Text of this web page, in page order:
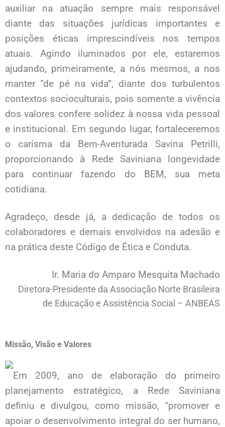
auxiliar na atuação sempre mais responsável
diante das situações jurídicas importantes e
posições éticas imprescindíveis nos tempos
atuais. Agindo iluminados por ele, estaremos
ajudando, primeiramente, a nós mesmos, a nos
manter “de pé na vida”, diante dos turbulentos
contextos socioculturais, pois somente a vivência
dos valores confere solidez à nossa vida pessoal
e institucional. Em segundo lugar, fortaleceremos
o carisma da Bem-Aventurada Savina Petrilli,
proporcionando à Rede Saviniana longevidade
para continuar fazendo do BEM, sua meta
cotidiana.
Agradeço, desde já, a dedicação de todos os
colaboradores e demais envolvidos na adesão e
na prática deste Código de Ética e Conduta.
Ir. Maria do Amparo Mesquita Machado
Diretora-Presidente da Associação Norte Brasileira
de Educação e Assistência Social – ANBEAS
Missão, Visão e Valores
Em 2009, ano de elaboração do primeiro
planejamento estratégico, a Rede Saviniana
definiu e divulgou, como missão, “promover e
apoiar o desenvolvimento integral do ser humano,